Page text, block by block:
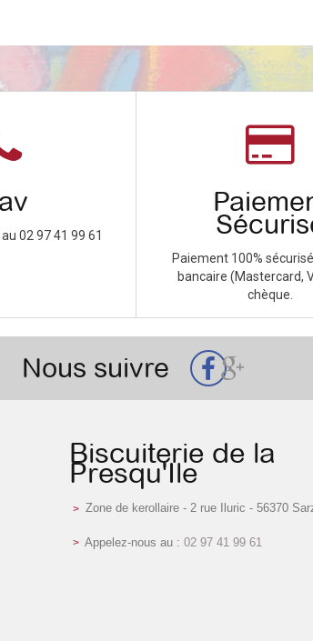
02 97 41 99 61
Paiement 100%
bancaire (Mastercard,
chèque.
Nous suivre
Biscuiterie de la
Presqu'Ile
Zone de kerollaire - 2 rue Iluric - 56370
Appelez-nous au : 02 97 41 99 61